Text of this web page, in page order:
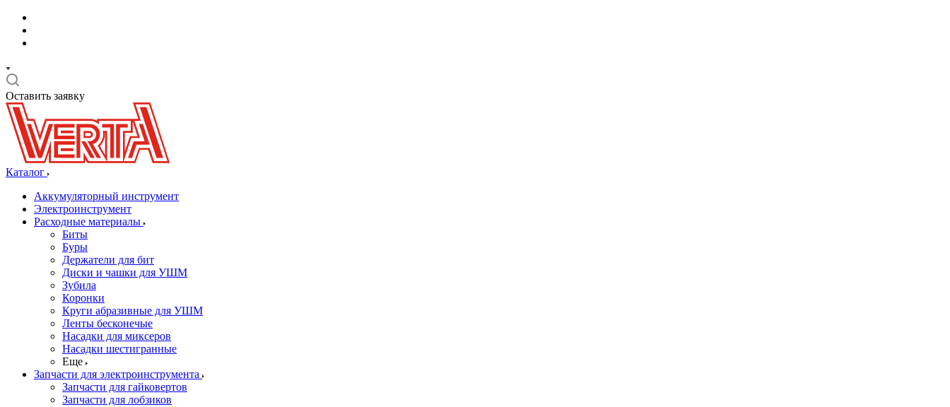
Оставить заявку
Каталог
Аккумуляторный инструмент
Электроинструмент
Расходные материалы
Биты
Буры
Держатели для бит
Диски и чашки для УШМ
Зубила
Коронки
Круги абразивные для УШМ
Ленты бесконечые
Насадки для миксеров
Насадки шестигранные
Еще
Запчасти для электроинструмента
Запчасти для гайковертов
Запчасти для лобзиков